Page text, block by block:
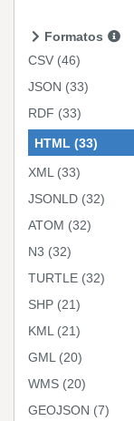
Formatos
CSV (46)
JSON (33)
RDF (33)
HTML (33)
XML (33)
JSONLD (32)
ATOM (32)
N3 (32)
TURTLE (32)
SHP (21)
KML (21)
GML (20)
WMS (20)
GEOJSON (7)